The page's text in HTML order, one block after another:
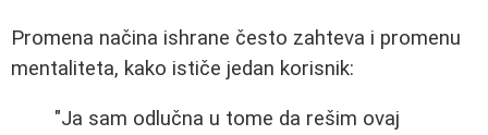
Promena načina ishrane često zahteva i promenu
mentaliteta, kako ističe jedan korisnik:
"Ja sam odlučna u tome da rešim ovaj